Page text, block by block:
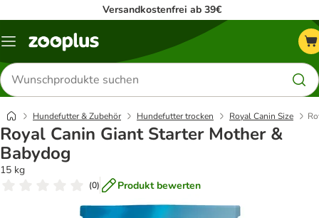
Versandkostenfrei ab 39€
Menü
Produkte
suchen
Hundefutter & Zubehör Hundefutter trocken Royal Canin Size
Royal Canin Giant Starter Mother &
Babydog
15 kg
(0) Produkt bewerten